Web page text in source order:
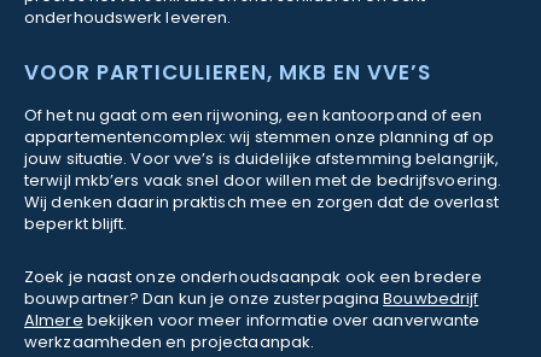
onderhoudswerk leveren.
VOOR PARTICULIEREN, MKB EN VVE’S
Of het nu gaat om een rijwoning, een kantoorpand of een
appartementencomplex: wij stemmen onze planning af op
jouw situatie. Voor vve’s is duidelijke afstemming belangrijk,
terwijl mkb’ers vaak snel door willen met de bedrijfsvoering.
Wij denken daarin praktisch mee en zorgen dat de overlast
beperkt blijft.
Zoek je naast onze onderhoudsaanpak ook een bredere
bouwpartner? Dan kun je onze zusterpaginaBouwbedrijf
Almere bekijken voor meer informatie over aanverwante
werkzaamheden en projectaanpak.